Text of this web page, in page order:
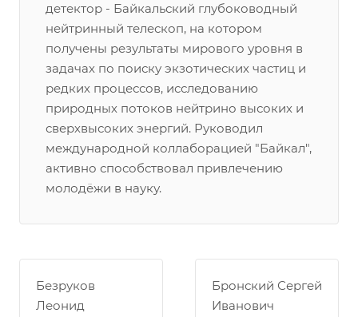
детектор - Байкальский глубоководный
нейтринный телескоп, на котором
получены результаты мирового уровня в
задачах по поиску экзотических частиц и
редких процессов, исследованию
природных потоков нейтрино высоких и
сверхвысоких энергий. Руководил
международной коллаборацией "Байкал",
активно способствовал привлечению
молодёжи в науку.
Безруков
Леонид
Бронский Сергей
Иванович